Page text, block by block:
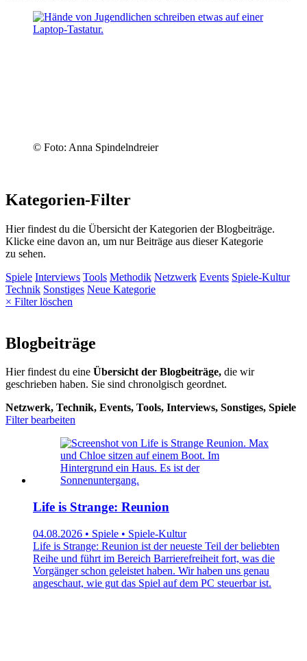
© Foto: Anna Spindelndreier
Kategorien-Filter
Hier findest du die Übersicht der Kategorien der Blogbeiträge.
Klicke eine davon an, um nur Beiträge aus dieser Kategorie
zu sehen.
Spiele Interviews Tools Methodik Netzwerk Events Spiele-Kultur
Technik Sonstiges Neue Kategorie
× Filter löschen
Blogbeiträge
Hier findest du eine Übersicht der Blogbeiträge, die wir
geschrieben haben. Sie sind chronolgisch geordnet.
Netzwerk, Technik, Events, Tools, Interviews, Sonstiges, Spiele
Filter bearbeiten
Life is Strange: Reunion
04.08.2026 • Spiele • Spiele-Kultur
Life is Strange: Reunion ist der neueste Teil der beliebten
Reihe und führt im Bereich Barrierefreiheit fort, was die
Vorgänger schon geleistet haben. Wir haben uns genau
angeschaut, wie gut das Spiel auf dem PC steuerbar ist.